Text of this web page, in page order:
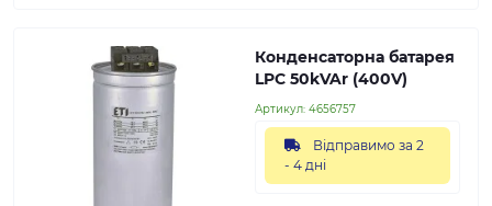
Конденсаторна батарея
LPC 50kVAr (400V)
Артикул: 4656757
Відправимо за 2
- 4 дні